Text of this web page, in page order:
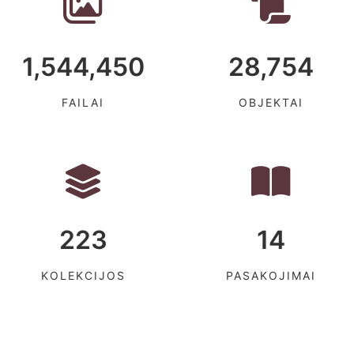
1,544,450
FAILAI
28,754
OBJEKTAI
223
KOLEKCIJOS
14
PASAKOJIMAI